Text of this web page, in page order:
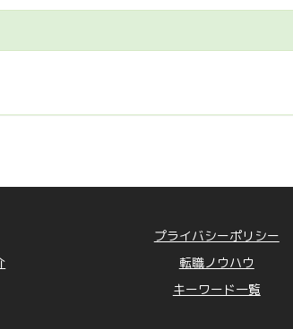
プライバシーポリシー
転職ノウハウ
キーワード一覧